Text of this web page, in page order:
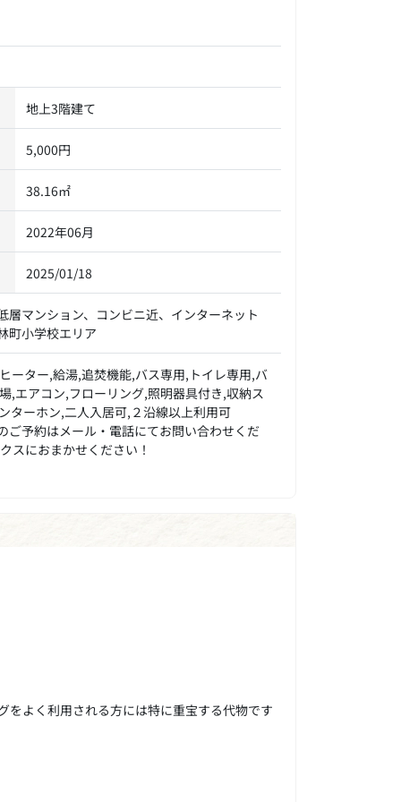
地上3階建て
5,000円
38.16㎡
2022年06月
2025/01/18
マンション、コンビニ近、インターネット
町小学校エリア
ーター,給湯,追焚機能,バス専用,トイレ専用,バ
,エアコン,フローリング,照明器具付き,収納ス
ターホン,二人入居可,２沿線以上利用可
予約はメール・電話にてお問い合わせくだ
スにおまかせください！
をよく利用される方には特に重宝する代物です